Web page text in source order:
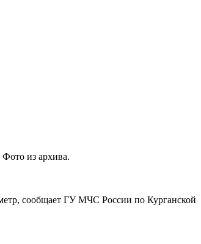
из архива.
сообщает ГУ МЧС России по Курганской